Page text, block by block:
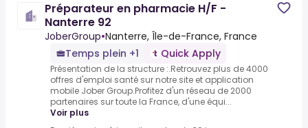
Préparateur en pharmacie H/F -
Nanterre 92
JoberGroup•Nanterre, Île-de-France, France
Temps plein +1
Quick Apply
Présentation de la structure :.Retrouvez plus de 4000
offres d'emploi santé sur notre site et application
mobile Jober Group.Profitez d'un réseau de 2000
partenaires sur toute la France, d'une équi...
Voir plus